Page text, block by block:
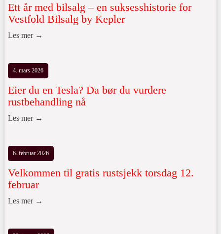
Ett år med bilsalg – en suksesshistorie for
Vestfold Bilsalg by Kepler
Les mer →
4. mars 2026
Eier du en Tesla? Da bør du vurdere
rustbehandling nå
Les mer →
6. februar 2026
Velkommen til gratis rustsjekk torsdag 12.
februar
Les mer →